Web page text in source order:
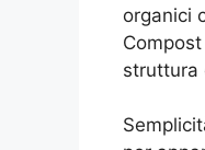
organici
struttura